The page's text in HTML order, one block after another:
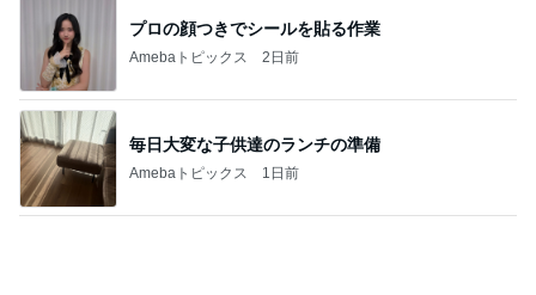
プロの顔つきでシールを貼る作業
Amebaトピックス 2日前
毎日大変な子供達のランチの準備
Amebaトピックス 1日前